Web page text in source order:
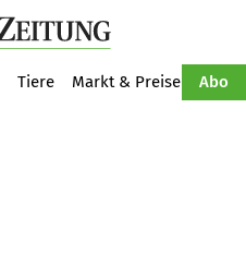
Tiere Markt & Preise Abo